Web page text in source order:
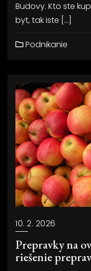
Budovy. Kto ste
byt, tak iste […]
Podnikanie
10. 2. 2026
Prepravky na
riešenie